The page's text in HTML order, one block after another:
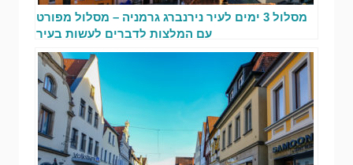
מסלול 3 ימים לעיר נירנברג גרמניה – מסלול מפורט
עם המלצות לדברים לעשות בעיר